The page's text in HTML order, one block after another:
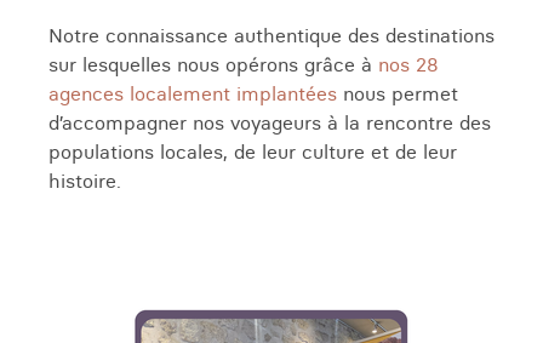
Notre connaissance authentique des destinations
sur lesquelles nous opérons grâce à nos 28
agences localement implantées nous permet
d’accompagner nos voyageurs à la rencontre des
populations locales, de leur culture et de leur
histoire.